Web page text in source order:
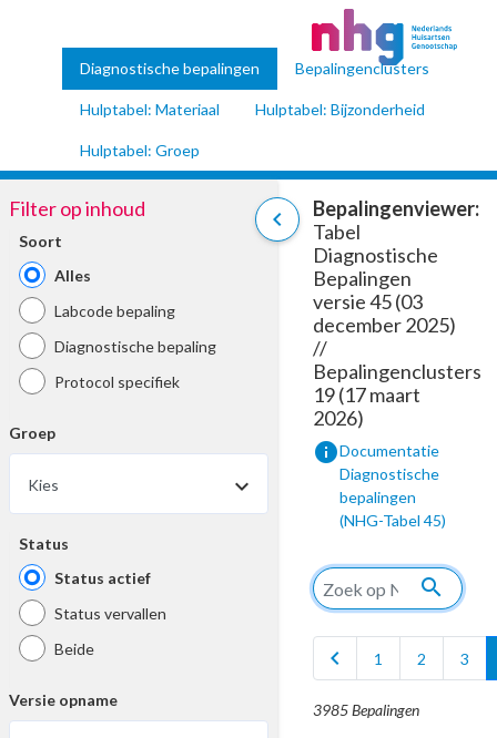
Diagnostische bepalingen Bepalingenclusters
Hulptabel: Materiaal Hulptabel: Bijzonderheid
Hulptabel: Groep
chevron_left
Filter op inhoud
Soort
Alles
Labcode bepaling
Diagnostische bepaling
Protocol specifiek
Groep
Kies
Status
Status actief
Status vervallen
Beide
Versie opname
Bepalingenviewer:
Tabel
Diagnostische
Bepalingen
versie 45 (03
december 2025)
//
Bepalingenclusters
19 (17 maart
2026)
infoDocumentatie
Diagnostische
bepalingen
(NHG-Tabel 45)
search
chevron_left 1 2 3
3985 Bepalingen